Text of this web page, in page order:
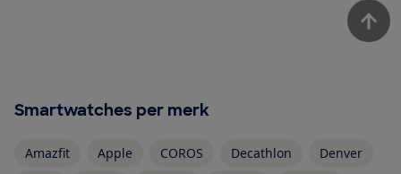
Smartwatches per merk
Amazfit Apple COROS Decathlon
Denver